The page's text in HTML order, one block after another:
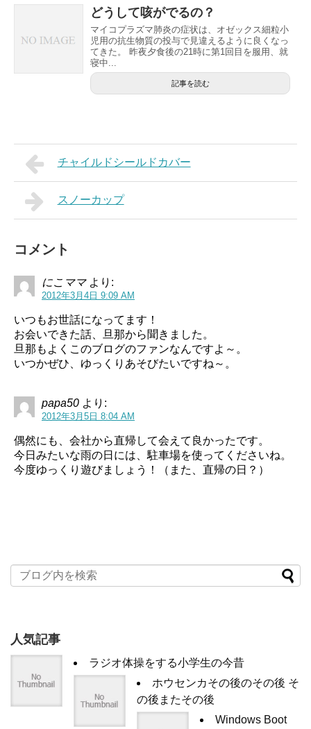
どうして咳がでるの？
マイコプラズマ肺炎の症状は、オゼックス細粒小
児用の抗生物質の投与で見違えるように良くなっ
てきた。 昨夜夕食後の21時に第1回目を服用、就
寝中...
記事を読む
チャイルドシールドカバー
スノーカップ
コメント
にこママ より:
2012年3月4日 9:09 AM
いつもお世話になってます！
お会いできた話、旦那から聞きました。
旦那もよくこのブログのファンなんですよ～。
いつかぜひ、ゆっくりあそびたいですね～。
papa50 より:
2012年3月5日 8:04 AM
偶然にも、会社から直帰して会えて良かったです。
今日みたいな雨の日には、駐車場を使ってくださいね。
今度ゆっくり遊びましょう！（また、直帰の日？）
人気記事
ラジオ体操をする小学生の今昔
ホウセンカその後のその後 そ
の後またその後
Windows Boot